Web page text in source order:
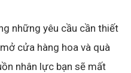
những yêu cầu cần thiết
cửa hàng hoa và quà
nhân lực bạn sẽ mất